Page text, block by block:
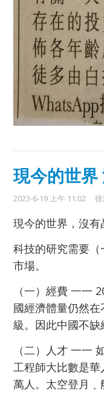
現今的世界
2023-6-19 上午 11:02
現今的世界，沒有
科技的研究需要（
市場。
（一）經費 一一
國經濟體量仍然
級。因此中國不缺
（二）人才 一一
工程師大比數是
萬人。太空登月